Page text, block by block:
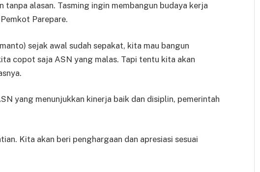
tanpa alasan. Tasming ingin membangun budaya kerja
Parepare.
sejak awal sudah sepakat, kita mau bangun
copot saja ASN yang malas. Tapi tentu kita akan
yang menunjukkan kinerja baik dan disiplin, pemerintah
Kita akan beri penghargaan dan apresiasi sesuai